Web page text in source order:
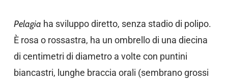
Pelagia ha sviluppo diretto, senza stadio di polipo.
È rosa o rossastra, ha un ombrello di una diecina
di centimetri di diametro a volte con puntini
biancastri, lunghe braccia orali (sembrano grossi